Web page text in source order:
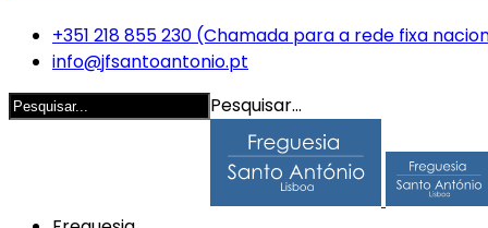
+351 218 855 230 (Chamada para a rede fixa
info@jfsantoantonio.pt
Pesquisar...